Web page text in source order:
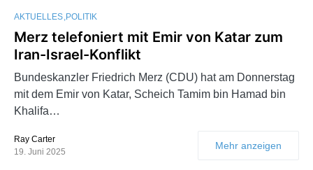
AKTUELLES POLITIK
Merz telefoniert mit Emir von Katar zum
Iran-Israel-Konflikt
Bundeskanzler Friedrich Merz (CDU) hat am Donnerstag
mit dem Emir von Katar, Scheich Tamim bin Hamad bin
Khalifa…
Ray Carter
19. Juni 2025
Mehr anzeigen